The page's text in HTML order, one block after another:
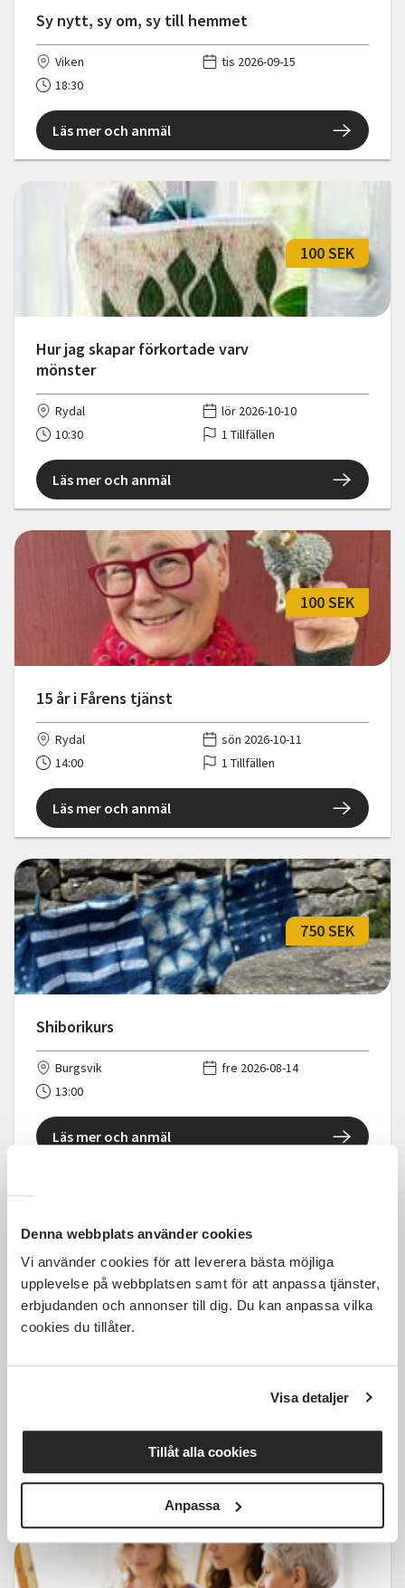
Denna webbplats använder cookies
Vi använder cookies för att leverera bästa möjliga
upplevelse på webbplatsen samt för att anpassa tjänster,
erbjudanden och annonser till dig. Du kan anpassa vilka
cookies du tillåter.
Visa detaljer
Tillåt alla cookies
Anpassa
Sy nytt, sy om, sy till hemmet
Viken
tis 2026-09-15
18:30
Läs mer och anmäl
Hur jag skapar förkortade varv
mönster
100 SEK
Rydal
lör 2026-10-10
10:30
1 Tillfällen
Läs mer och anmäl
15 år i Fårens tjänst
100 SEK
Rydal
sön 2026-10-11
14:00
1 Tillfällen
Läs mer och anmäl
Shiborikurs
750 SEK
Burgsvik
fre 2026-08-14
13:00
Läs mer och anmäl
Kostnadsfri
Läs mer och anmäl